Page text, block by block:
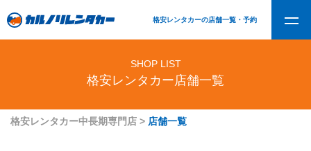
格安レンタカーの店舗一覧・予約
SHOP LIST
格安レンタカー店舗一覧
格安レンタカー中長期専門店 > 店舗一覧